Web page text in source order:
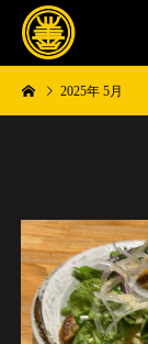
2025年 5月